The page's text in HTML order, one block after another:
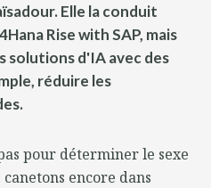
Elle la conduit
Rise with SAP, mais
solutions d'IA avec des
réduire les
pour déterminer le sexe
encore dans